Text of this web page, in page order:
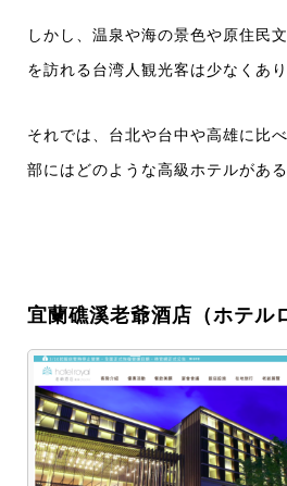
しかし、温泉や海の景色や原住民
を訪れる台湾人観光客は少なくあり
それでは、台北や台中や高雄に比
部にはどのような高級ホテルがあ
宜蘭礁溪老爺酒店（ホテル